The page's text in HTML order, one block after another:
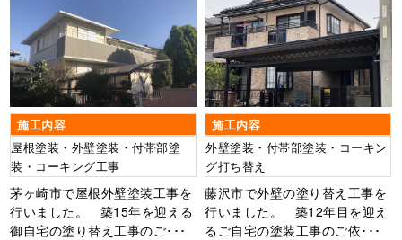
施工内容
屋根塗装・外壁塗装・付帯部塗
装・コーキング工事
茅ヶ崎市で屋根外壁塗装工事を
行いました。 築15年を迎える
御自宅の塗り替え工事のご･･･
施工内容
外壁塗装・付帯部塗装・コーキン
グ打ち替え
藤沢市で外壁の塗り替え工事を
行いました。 築12年目を迎え
るご自宅の塗装工事のご依･･･